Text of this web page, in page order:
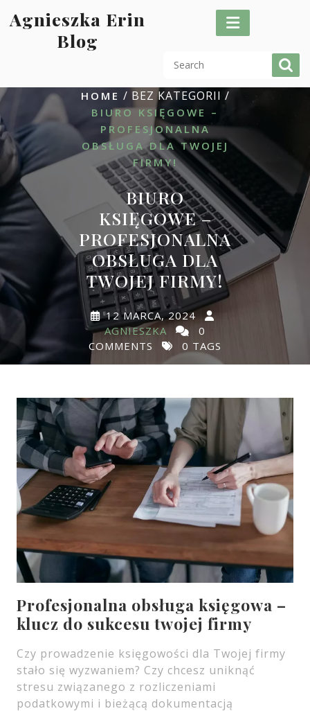
toAgnieszka Erin
Blog
HOME / BEZ KATEGORII /
BIURO KSIĘGOWE –
PROFESJONALNA
OBSŁUGA DLA TWOJEJ
FIRMY!
BIURO
KSIĘGOWE –
PROFESJONALNA
OBSŁUGA DLA
TWOJEJ FIRMY!
12 MARCA, 2024
AGNIESZKA
0
COMMENTS
0 TAGS
Profesjonalna obsługa księgowa –
klucz do sukcesu twojej firmy
Czy prowadzenie księgowości dla Twojej firmy
stało się wyzwaniem? Czy chcesz uniknąć
stresu związanego z rozliczeniami
podatkowymi i bieżącą dokumentacją